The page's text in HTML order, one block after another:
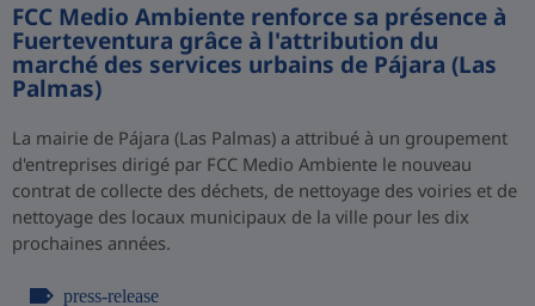
FCC Medio Ambiente renforce sa présence à
Fuerteventura grâce à l'attribution du
marché des services urbains de Pájara (Las
Palmas)
La mairie de Pájara (Las Palmas) a attribué à un groupement
d'entreprises dirigé par FCC Medio Ambiente le nouveau
contrat de collecte des déchets, de nettoyage des voiries et de
nettoyage des locaux municipaux de la ville pour les dix
prochaines années.
press-release